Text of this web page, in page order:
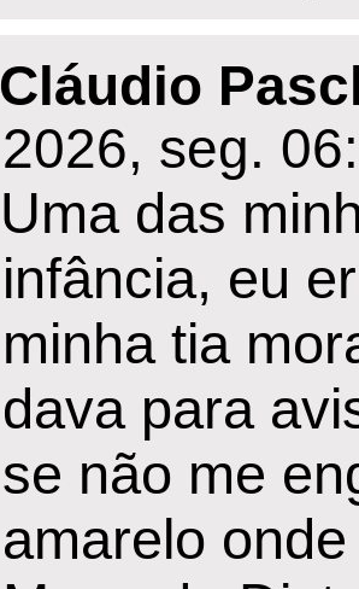
Cláudio
2026, seg.
Uma das
infância, eu
minha tia
dava para
se não me
amarelo